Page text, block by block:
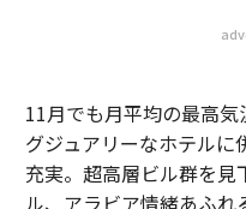
11月でも月平均の最高
グジュアリーなホテルに
充実。超高層ビル群を見
ル、アラビア情緒あふ